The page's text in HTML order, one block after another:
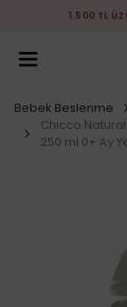
1.500 TL
Bebek Beslenme
Chicco
250 ml 0+ Ay